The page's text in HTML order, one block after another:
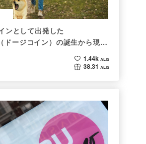
ンとして出発した
ージコイン）の誕生から現在
れる非証券性🐶
1.44k ALIS
38.31 ALIS